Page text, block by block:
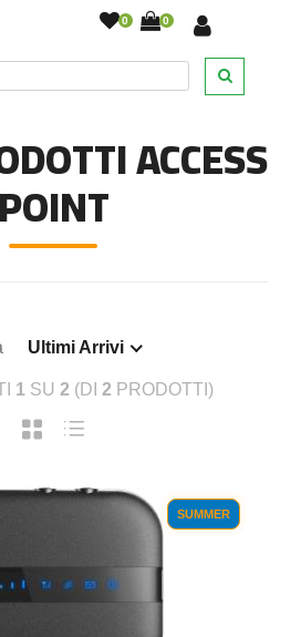
0 0
/Access Point/
ACCESS
POINT
Ultimi Arrivi
1 SU 2 (DI 2 PRODOTTI)
SUMMER